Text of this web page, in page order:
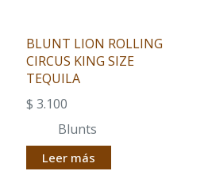
BLUNT LION ROLLING
CIRCUS KING SIZE
TEQUILA
$ 3.100
Blunts
Leer más